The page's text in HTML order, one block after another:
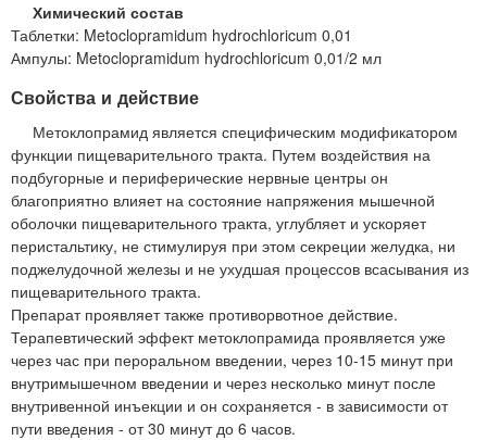
Химический состав
Таблетки: Metoclopramidum hydrochloricum 0,01
Ампулы: Metoclopramidum hydrochloricum 0,01/2 мл
Свойства и действие
Метоклопрамид является специфическим модификатором
функции пищеварительного тракта. Путем воздействия на
подбугорные и периферические нервные центры он
благоприятно влияет на состояние напряжения мышечной
оболочки пищеварительного тракта, углубляет и ускоряет
перистальтику, не стимулируя при этом секреции желудка, ни
поджелудочной железы и не ухудшая процессов всасывания из
пищеварительного тракта.
Препарат проявляет также противорвотное действие.
Терапевтический эффект метоклопрамида проявляется уже
через час при пероральном введении, через 10-15 минут при
внутримышечном введении и через несколько минут после
внутривенной инъекции и он сохраняется - в зависимости от
пути введения - от 30 минут до 6 часов.